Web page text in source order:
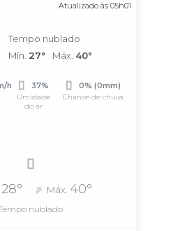
Atualizado às 05h01
Tempo nublado
Mín. 27° Máx. 40°
h 37%
Umidade
do ar
0% (0mm)
Chance de chuva
28° Máx. 40°
nublado